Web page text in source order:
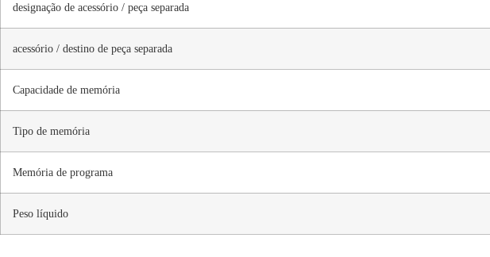
designação de acessório / peça separada
acessório / destino de peça separada
Capacidade de memória
Tipo de memória
Memória de programa
Peso líquido